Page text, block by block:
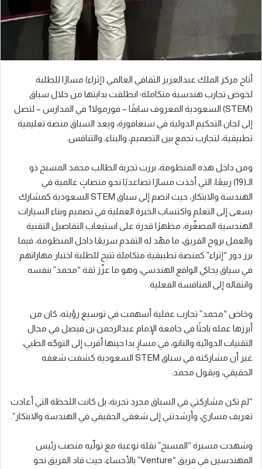
أتاح مركز الملك عبدالعزيز الثقافي العالمي (إثراء) مسارًا للطلبة
لخوض تجارب هندسية متكاملة؛ انطلقت بدايتها من خلال سباق
(STEM) السعودية المعروف سابقًا – فورمولا1 في المدارس – لتصل
إلى لجان التحكيم الدولية في سنغافورة، ويعد السباق منصة تعليمية
تطبيقية، لتجارب تجمع بين التصميم، والبناء، والتنافس.
ومن داخل هذه المنظومة، برزت تجربة الطالب محمد المسبح ذو
الـ(19) ربيعًا، التي أخذت مسارًا تصاعديًا نحو منصاتٍ عالمية في
الهندسة والابتكار، حيث انضم إلى سباق STEM السعودية كمشارك
يسعى إلى التعلم واكتساب الخبرة العملية في تصميم وبناء السيارات
الهندسية المصغّرة، مظهرًا قدرة على استيعاب التفاصيل التقنية
والعمل بروح الفريق، ما مهّد له التقدم سريعًا داخل المنظومة، فيما
برز دور “إثراء” كمنصة تطبيقية متكاملة تتيح للطلبة اختبار مهاراتهم
في سياق يحاكي الواقع الهندسي، وهو ما عزّز ثقة “محمد” بنفسه
وانتقاله إلى المنافسة الفعلية.
وخاض “محمد” تجارب عملية أسهمت في توسيع رؤيته، كان من
أبرزها عمله باحثًا في جامعة الإمام عبدالرحمن بن فيصل في مجال
التقنيات الدوائية والنانو، في مسارٍ بدا حينها أقرب إلى التوجّه الطبي،
غير أن مشاركته في سباق STEM السعودية كشفت شغفه
الحقيقي، ويقول محمد:
“لم تكن مشاركتي في السباق مجرد تجربة، بل كانت اللحظة التي أعادت
تعريف مساري، وأرشدتني إلى شغفي الحقيقي في الهندسة والابتكار”.
وشهدت مسيرة “المسبح” نقلة نوعية مع تولّيه منصب رئيس
المهندسين في فريق “Venture” بالأحساء، حيث قاد الفريق نحو